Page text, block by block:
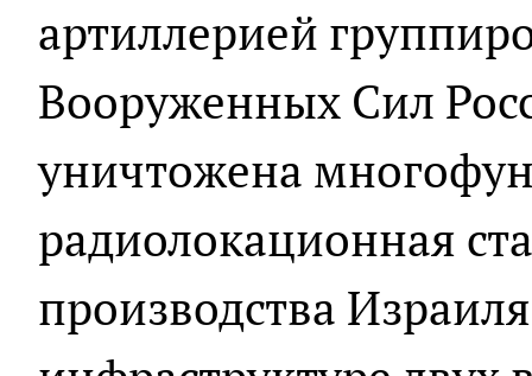
артиллерией
Вооруженных Сил
уничтожена
радиолокационная
производства